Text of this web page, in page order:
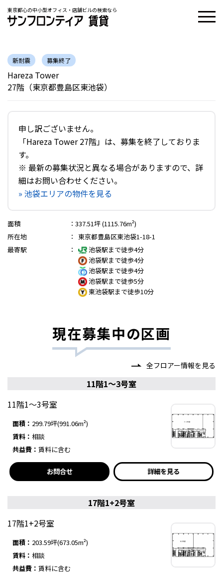
東京都心の中小型オフィス・店舗ビルの検索なら
新耐震 募集終了
Hareza Tower
27階（東京都豊島区東池袋）
申し訳ございません。
「Hareza Tower 27階」は、募集を終了しておりま
す。
※ 最新の募集状況と異なる場合がありますので、詳
細はお問い合わせください。
» 池袋エリアの物件を見る
面積 ： 337.51坪 (1115.76m²)
所在地
：
東京都豊島区東池袋1-18-1
最寄駅
：
池袋駅まで徒歩4分
池袋駅まで徒歩4分
池袋駅まで徒歩4分
池袋駅まで徒歩5分
東池袋駅まで徒歩10分
現在募集中の区画
全フロアー情報を見る
11階1～3号室
11階1～3号室
面積： 299.79坪(991.06m²)
賃料： 相談
共益費： 賃料に含む
お問合せ 詳細を見る
17階1+2号室
17階1+2号室
面積： 203.59坪(673.05m²)
賃料： 相談
共益費： 賃料に含む